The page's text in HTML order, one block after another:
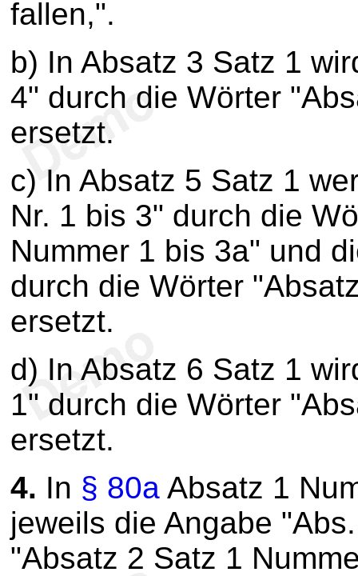
fallen,".
b) In Absatz 3 Satz 1
4" durch die Wörter
ersetzt.
c) In Absatz 5 Satz 1
Nr. 1 bis 3" durch die
Nummer 1 bis 3a" und
durch die Wörter
ersetzt.
d) In Absatz 6 Satz 1
1" durch die Wörter
ersetzt.
4. In § 80a Absatz 1
jeweils die Angabe
"Absatz 2 Satz 1